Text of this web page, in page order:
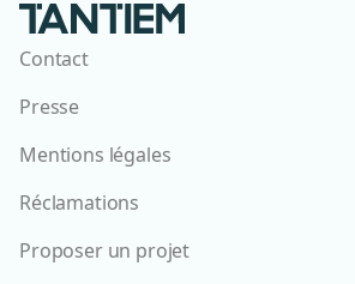
Contact
Presse
Mentions légales
Réclamations
Proposer un projet